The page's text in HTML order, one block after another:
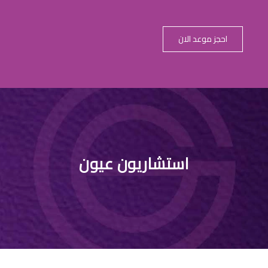
احجز موعد الان
دكتور
استشاريون عيون